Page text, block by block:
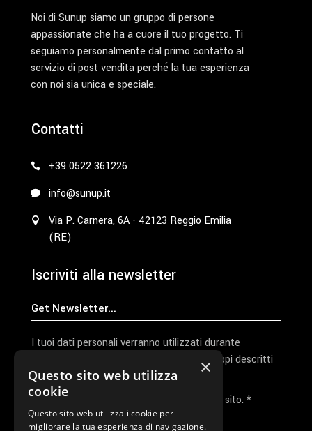
Noi di Sunup siamo un gruppo di persone
appassionate che ha a cuore il tuo progetto. Ti
seguiamo personalmente dal primo contatto al
servizio di post vendita perché la tua esperienza
con noi sia unica e speciale.
Contatti
+39 0522 361226
info@sunup.it
Via P. Carnera, 6A - 42123 Reggio Emilia
(RE)
Iscriviti alla newsletter
I tuoi dati personali verranno utilizzati durante
l'elaborazione della richiesta e per altri scopi descritti
nella nostraprivacy policy
Ho letto e accetto la privacy policy del sito. *
×
Questo sito web utilizza
cookie
Questo sito web utilizza i cookie per
migliorare la tua esperienza di navigazione.